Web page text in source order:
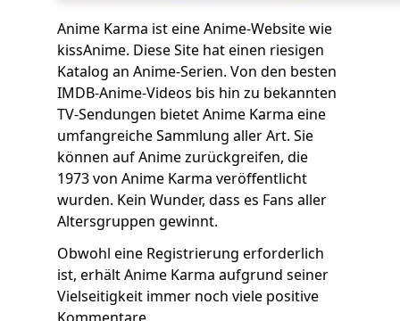
Anime Karma ist eine Anime-Website wie
kissAnime. Diese Site hat einen riesigen
Katalog an Anime-Serien. Von den besten
IMDB-Anime-Videos bis hin zu bekannten
TV-Sendungen bietet Anime Karma eine
umfangreiche Sammlung aller Art. Sie
können auf Anime zurückgreifen, die
1973 von Anime Karma veröffentlicht
wurden. Kein Wunder, dass es Fans aller
Altersgruppen gewinnt.
Obwohl eine Registrierung erforderlich
ist, erhält Anime Karma aufgrund seiner
Vielseitigkeit immer noch viele positive